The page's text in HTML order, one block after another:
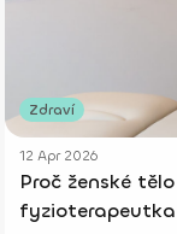
Zdraví
12 Apr 2026
Proč ženské
fyzioterapeutka